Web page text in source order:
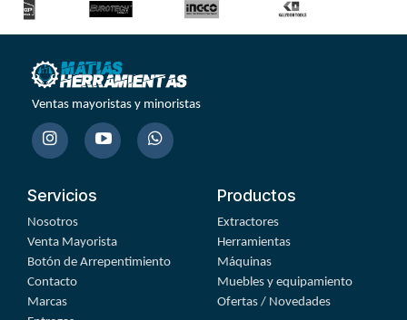
Ventas mayoristas y minoristas
Servicios
Nosotros
Venta Mayorista
Botón de Arrepentimiento
Contacto
Marcas
Productos
Extractores
Herramientas
Máquinas
Muebles y equipamiento
Ofertas / Novedades